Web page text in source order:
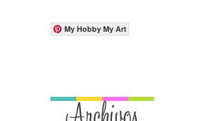
My Hobby My Art